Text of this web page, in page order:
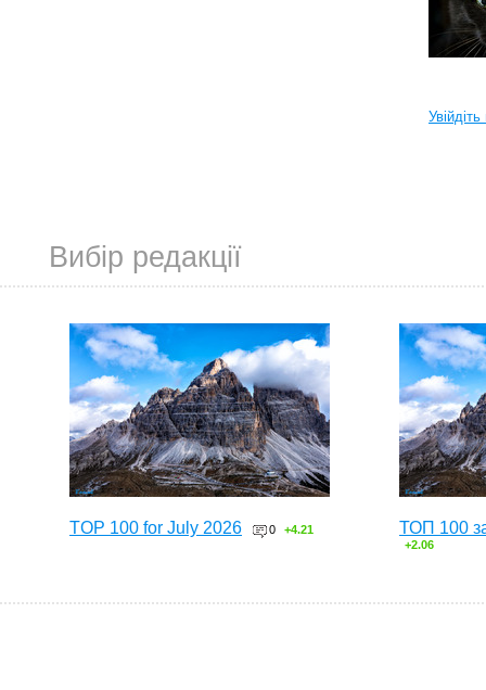
Вибір редакції
TOP 100 for July 2026 0 +4.21 ТОП 100
+2.06